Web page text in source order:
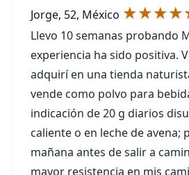
Jorge, 52, México
Llevo 10 semanas probando
experiencia ha sido positiva.
adquirí en una tienda
vende como polvo para
indicación de 20 g diarios
caliente o en leche de avena;
mañana antes de salir a
mayor resistencia en mis